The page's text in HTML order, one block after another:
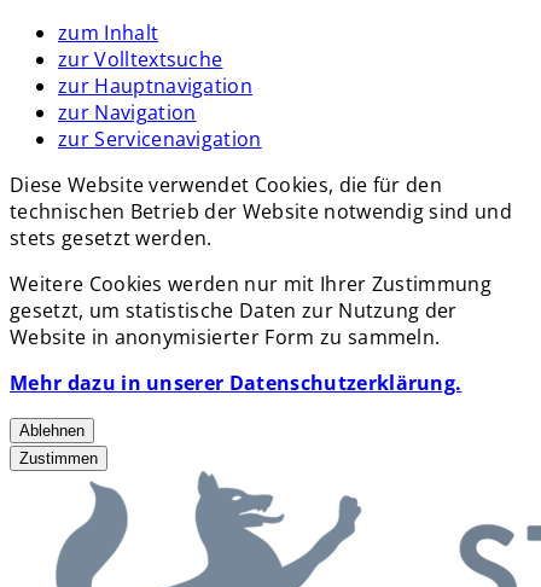
zum Inhalt
zur Volltextsuche
zur Hauptnavigation
zur Navigation
zur Servicenavigation
Diese Website verwendet Cookies, die für den
technischen Betrieb der Website notwendig sind und
stets gesetzt werden.
Weitere Cookies werden nur mit Ihrer Zustimmung
gesetzt, um statistische Daten zur Nutzung der
Website in anonymisierter Form zu sammeln.
Mehr dazu in unserer Datenschutzerklärung.
Ablehnen
Zustimmen